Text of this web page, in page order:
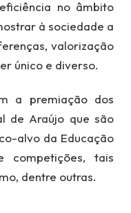
no âmbito
à sociedade a
valorização
único e diverso.
a premiação dos
de Araújo que são
alvo da Educação
competições, tais
dentre outras.